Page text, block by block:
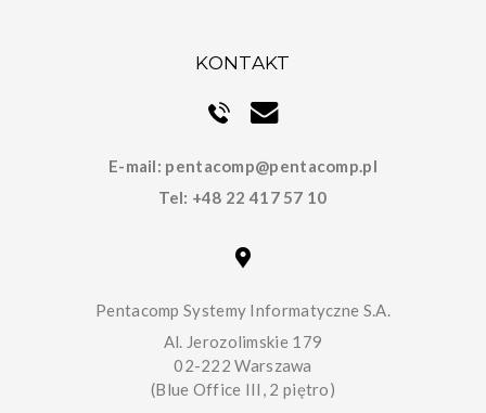
KONTAKT
E-mail: pentacomp@pentacomp.pl
Tel: +48 22 417 57 10
Pentacomp Systemy Informatyczne S.A.
Al. Jerozolimskie 179
02-222 Warszawa
(Blue Office III, 2 piętro)